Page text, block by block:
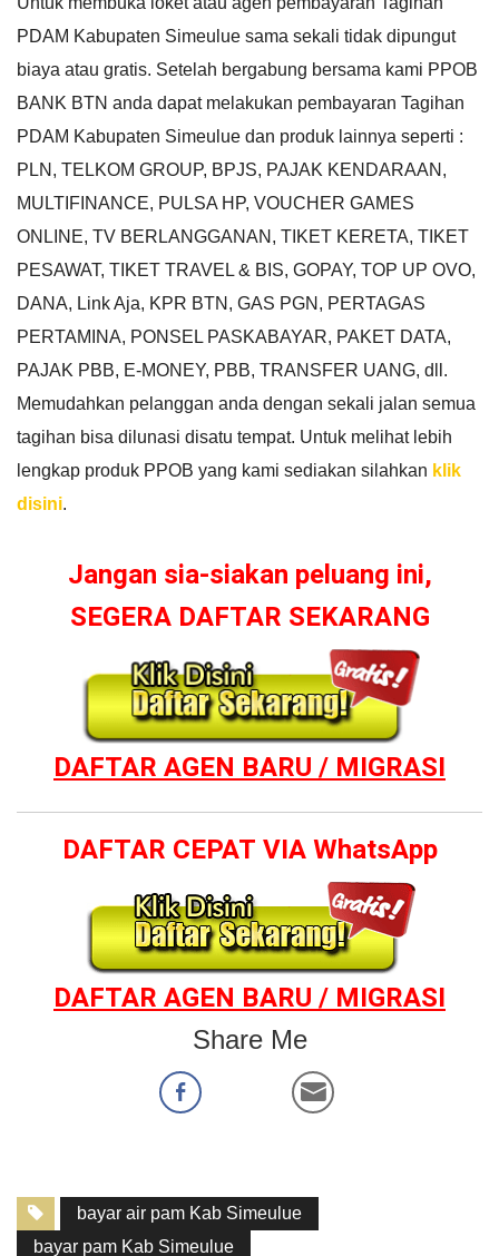
PDAM Kabupaten Simeulue sama sekali tidak dipungut
biaya atau gratis. Setelah bergabung bersama kami PPOB
BANK BTN anda dapat melakukan pembayaran Tagihan
PDAM Kabupaten Simeulue dan produk lainnya seperti :
PLN, TELKOM GROUP, BPJS, PAJAK KENDARAAN,
MULTIFINANCE, PULSA HP, VOUCHER GAMES
ONLINE, TV BERLANGGANAN, TIKET KERETA, TIKET
PESAWAT, TIKET TRAVEL & BIS, GOPAY, TOP UP OVO,
DANA, Link Aja, KPR BTN, GAS PGN, PERTAGAS
PERTAMINA, PONSEL PASKABAYAR, PAKET DATA,
PAJAK PBB, E-MONEY, PBB, TRANSFER UANG, dll.
Memudahkan pelanggan anda dengan sekali jalan semua
tagihan bisa dilunasi disatu tempat. Untuk melihat lebih
lengkap produk PPOB yang kami sediakan silahkan klik
disini.
Jangan sia-siakan peluang ini,
SEGERA DAFTAR SEKARANG
DAFTAR AGEN BARU / MIGRASI
DAFTAR CEPAT VIA WhatsApp
DAFTAR AGEN BARU / MIGRASI
Share Me
bayar air pam Kab Simeulue
bayar pam Kab Simeulue